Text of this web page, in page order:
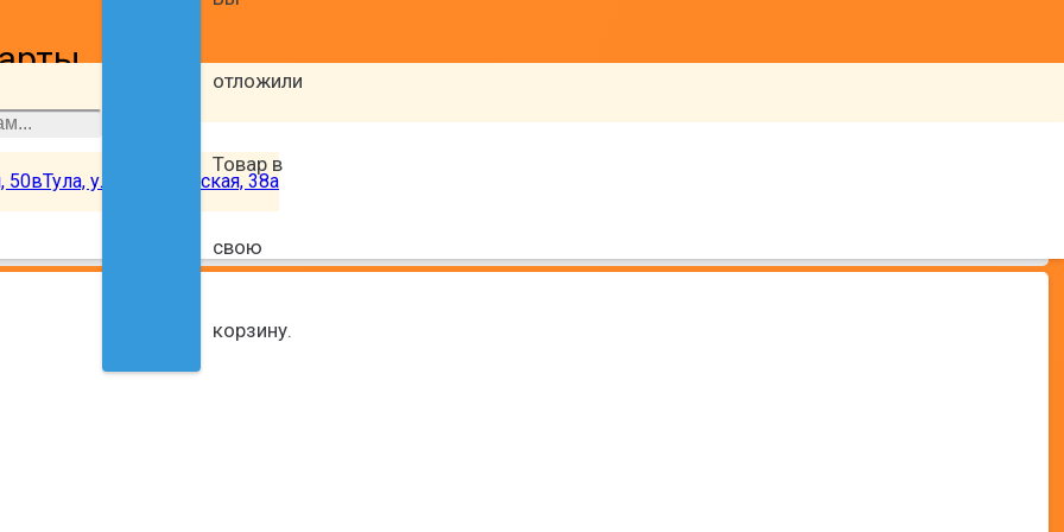
50вТула, ул. Тургеневская, 38а
отложили
Товар в
свою
корзину.